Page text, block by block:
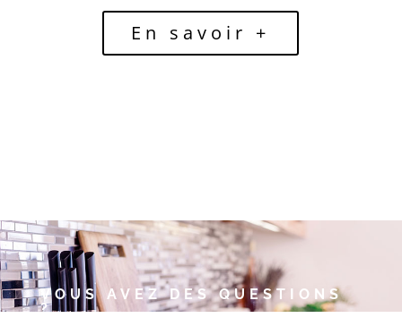
En savoir +
VOUS AVEZ DES QUESTIONS
?